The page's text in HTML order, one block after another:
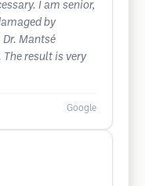
I am senior,
by
Mantsé
result is very
Google